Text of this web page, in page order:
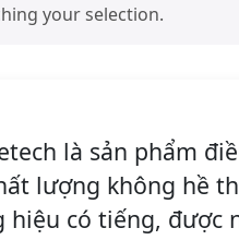
your selection.
là sản phẩm
lượng không hề
có tiếng, được